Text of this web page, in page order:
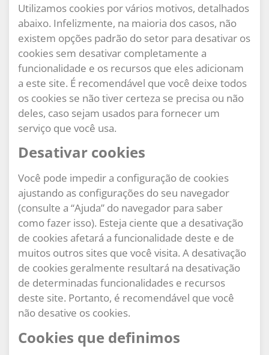
Utilizamos cookies por vários motivos, detalhados
abaixo. Infelizmente, na maioria dos casos, não
existem opções padrão do setor para desativar os
cookies sem desativar completamente a
funcionalidade e os recursos que eles adicionam
a este site. É recomendável que você deixe todos
os cookies se não tiver certeza se precisa ou não
deles, caso sejam usados ​​para fornecer um
serviço que você usa.
Desativar cookies
Você pode impedir a configuração de cookies
ajustando as configurações do seu navegador
(consulte a “Ajuda” do navegador para saber
como fazer isso). Esteja ciente que a desativação
de cookies afetará a funcionalidade deste e de
muitos outros sites que você visita. A desativação
de cookies geralmente resultará na desativação
de determinadas funcionalidades e recursos
deste site. Portanto, é recomendável que você
não desative os cookies.
Cookies que definimos